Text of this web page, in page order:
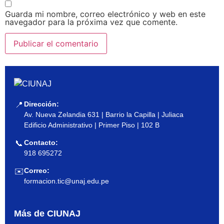
Guarda mi nombre, correo electrónico y web en este
navegador para la próxima vez que comente.
📍 Dirección:
Av. Nueva Zelandia 631 | Barrio la Capilla | Juliaca
Edificio Administrativo | Primer Piso | 102 B
📞 Contacto:
918 695272
✉️Correo:
formacion.tic@unaj.edu.pe
Más de CIUNAJ